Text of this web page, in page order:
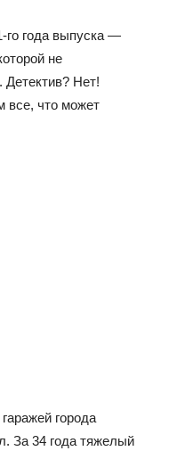
го года выпуска —
не
Детектив? Нет!
все, что может
города
За 34 года тяжелый